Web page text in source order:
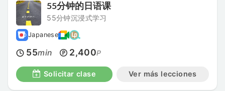
55分钟的日语课
55分钟沉浸式学习
Japanese
55min 2,400P
Solicitar clase Ver más lecciones